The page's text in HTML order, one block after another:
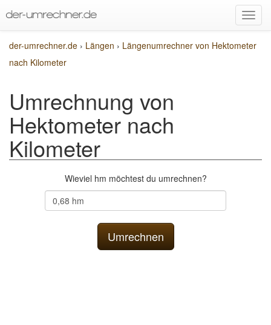
der-umrechner.de › Längen › Längenumrechner von Hektometer
nach Kilometer
Umrechnung von
Hektometer nach
Kilometer
Wieviel hm möchtest du umrechnen?